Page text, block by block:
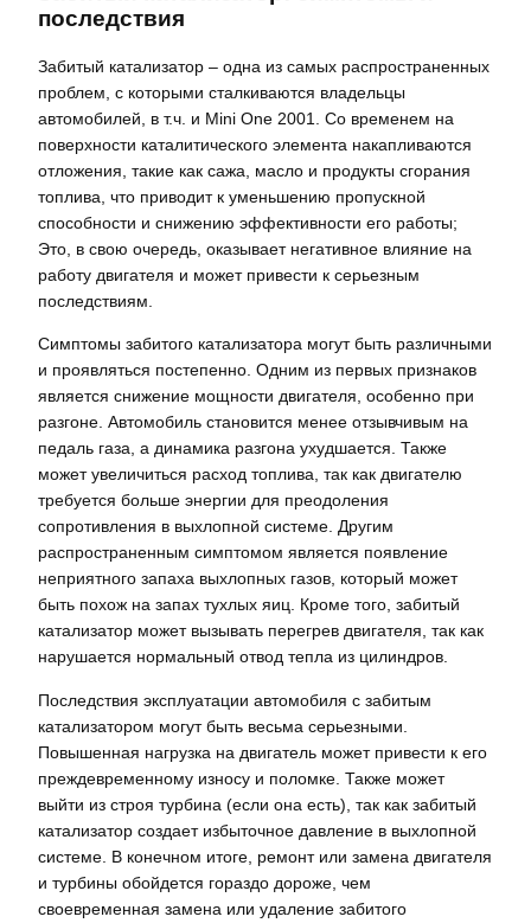
последствия
Забитый катализатор – одна из самых распространенных
проблем, с которыми сталкиваются владельцы
автомобилей, в т.ч. и Mini One 2001. Со временем на
поверхности каталитического элемента накапливаются
отложения, такие как сажа, масло и продукты сгорания
топлива, что приводит к уменьшению пропускной
способности и снижению эффективности его работы;
Это, в свою очередь, оказывает негативное влияние на
работу двигателя и может привести к серьезным
последствиям.
Симптомы забитого катализатора могут быть различными
и проявляться постепенно. Одним из первых признаков
является снижение мощности двигателя, особенно при
разгоне. Автомобиль становится менее отзывчивым на
педаль газа, а динамика разгона ухудшается. Также
может увеличиться расход топлива, так как двигателю
требуется больше энергии для преодоления
сопротивления в выхлопной системе. Другим
распространенным симптомом является появление
неприятного запаха выхлопных газов, который может
быть похож на запах тухлых яиц. Кроме того, забитый
катализатор может вызывать перегрев двигателя, так как
нарушается нормальный отвод тепла из цилиндров.
Последствия эксплуатации автомобиля с забитым
катализатором могут быть весьма серьезными.
Повышенная нагрузка на двигатель может привести к его
преждевременному износу и поломке. Также может
выйти из строя турбина (если она есть), так как забитый
катализатор создает избыточное давление в выхлопной
системе. В конечном итоге, ремонт или замена двигателя
и турбины обойдется гораздо дороже, чем
своевременная замена или удаление забитого